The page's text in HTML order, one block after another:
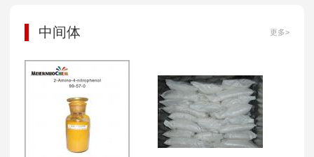
中间体 更多>